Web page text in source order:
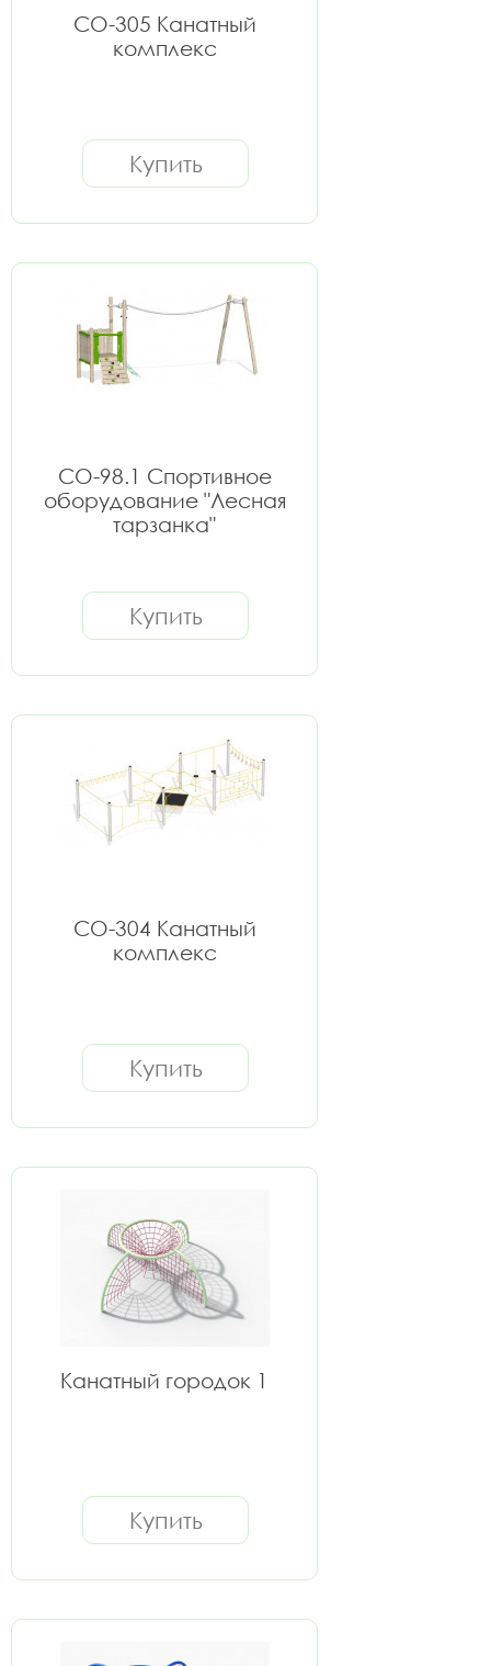
СО-305 Канатный
комплекс
Купить
СО-98.1 Спортивное
оборудование "Лесная
тарзанка"
Купить
СО-304 Канатный
комплекс
Купить
Канатный городок 1
Купить